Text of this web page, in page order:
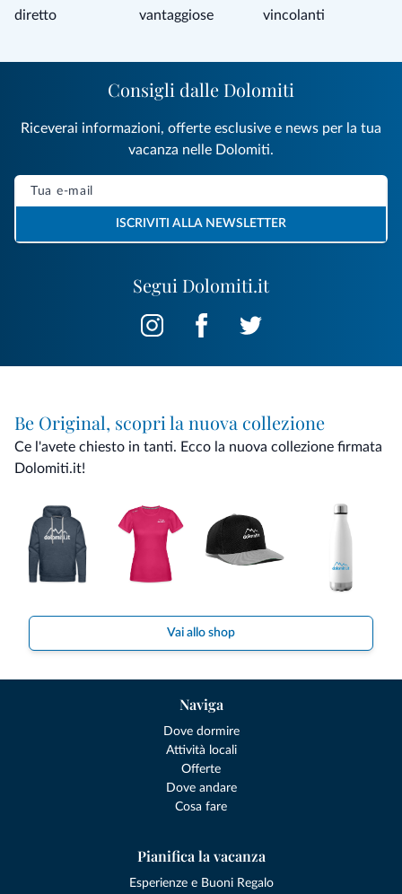
diretto
vantaggiose
vincolanti
Segui Dolomiti.it
Consigli dalle Dolomiti
Riceverai informazioni, offerte esclusive e news per la tua
vacanza nelle Dolomiti.
ISCRIVITI ALLA NEWSLETTER
Be Original, scopri la nuova collezione
Ce l'avete chiesto in tanti. Ecco la nuova collezione firmata
Dolomiti.it!
Vai allo shop
Naviga
Dove dormire
Attività locali
Offerte
Dove andare
Cosa fare
Pianifica la vacanza
Esperienze e Buoni Regalo